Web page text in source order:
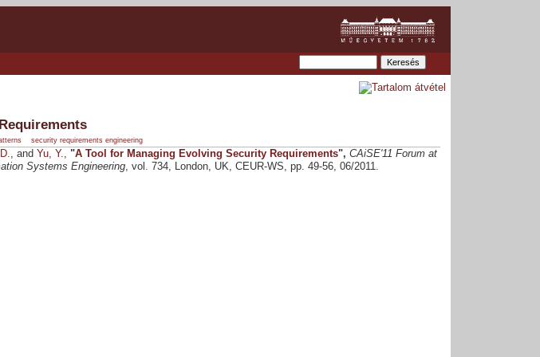
security requirements engineering
, and Yu, Y., "A Tool for Managing Evolving Security Requirements", CAiSE'11 Forum at
Systems Engineering, vol. 734, London, UK, CEUR-WS, pp. 49-56, 06/2011.